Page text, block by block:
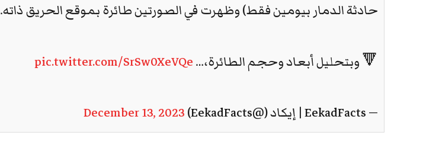
حادثة الدمار بيومين فقط) وظهرت في الصورتين طائرة بموقع الحريق ذاته.
🔻 وبتحليل أبعاد وحجم الطائرة،…pic.twitter.com/SrSw0XeVQe
— EekadFacts | إيكاد (@EekadFacts) December 13, 2023